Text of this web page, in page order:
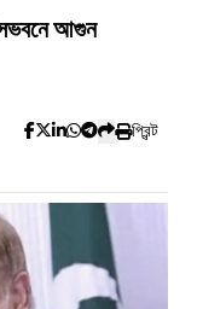
আগুন
প্রিন্ট